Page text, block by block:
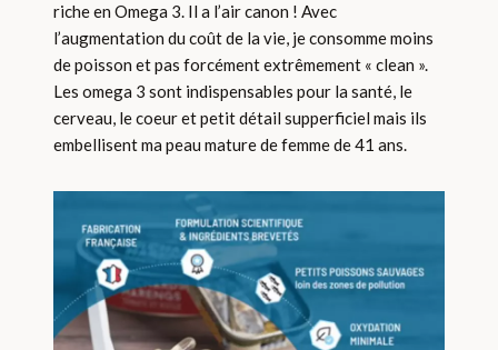
riche en Omega 3. Il a l’air canon ! Avec
l’augmentation du coût de la vie, je consomme moins
de poisson et pas forcément extrêmement « clean ».
Les omega 3 sont indispensables pour la santé, le
cerveau, le coeur et petit détail supperficiel mais ils
embellisent ma peau mature de femme de 41 ans.